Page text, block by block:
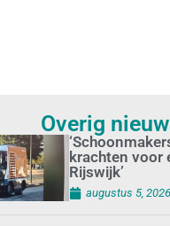
Overig
krachten voor
Rijswijk’
augustus 5, 2026